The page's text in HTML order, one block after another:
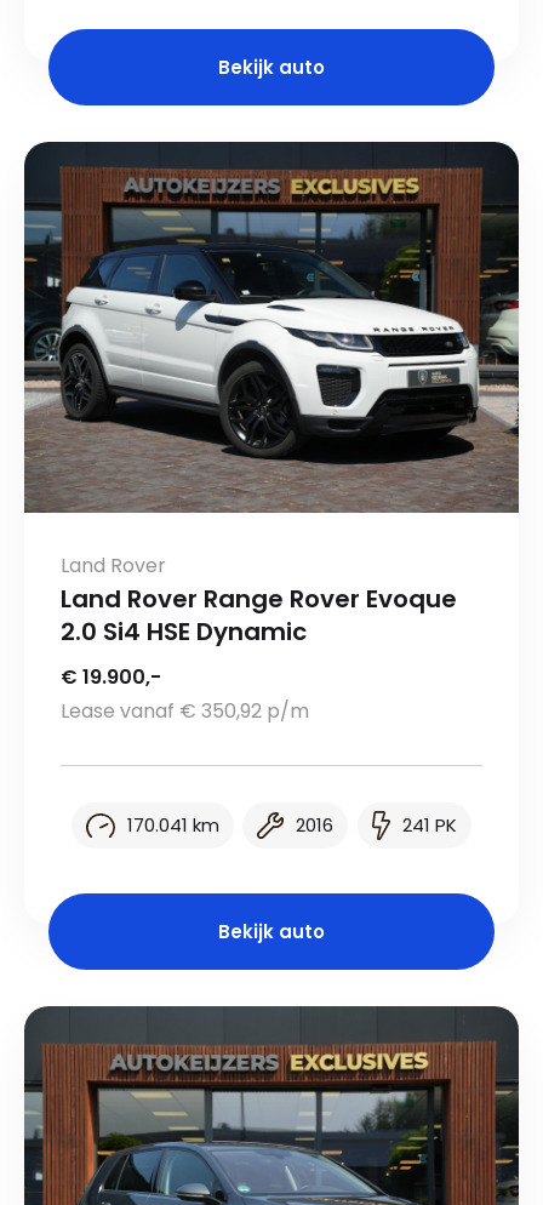
Bekijk auto
Land Rover
Land Rover Range Rover Evoque
2.0 Si4 HSE Dynamic
€ 19.900,-
Lease vanaf € 350,92 p/m
170.041 km 2016 241 PK
Bekijk auto